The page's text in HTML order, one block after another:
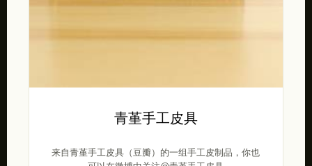
青堇手工皮具
来自青堇手工皮具（豆瓣）的一组手工皮制品，你也